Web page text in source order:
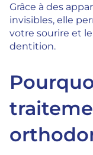
Grâce à des
invisibles, elle
votre sourire et
dentition.